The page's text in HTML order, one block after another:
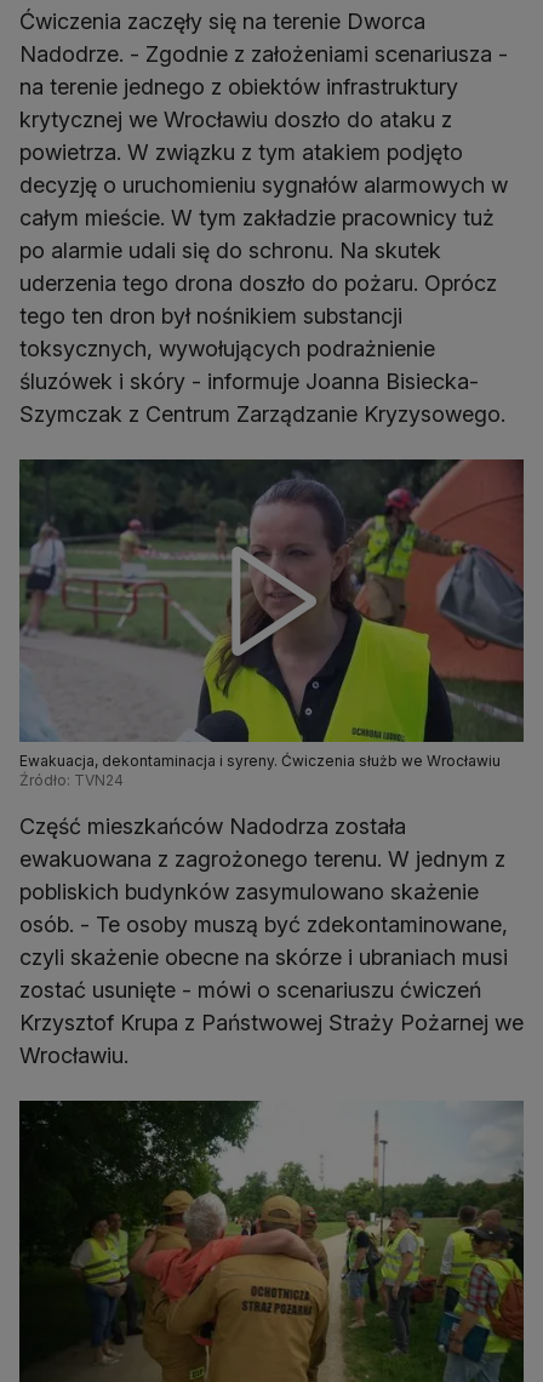
Ćwiczenia zaczęły się na terenie Dworca
Nadodrze. - Zgodnie z założeniami scenariusza -
na terenie jednego z obiektów infrastruktury
krytycznej we Wrocławiu doszło do ataku z
powietrza. W związku z tym atakiem podjęto
decyzję o uruchomieniu sygnałów alarmowych w
całym mieście. W tym zakładzie pracownicy tuż
po alarmie udali się do schronu. Na skutek
uderzenia tego drona doszło do pożaru. Oprócz
tego ten dron był nośnikiem substancji
toksycznych, wywołujących podrażnienie
śluzówek i skóry - informuje Joanna Bisiecka-
Szymczak z Centrum Zarządzanie Kryzysowego.
Ewakuacja, dekontaminacja i syreny. Ćwiczenia służb we Wrocławiu
Źródło: TVN24
Część mieszkańców Nadodrza została
ewakuowana z zagrożonego terenu. W jednym z
pobliskich budynków zasymulowano skażenie
osób. - Te osoby muszą być zdekontaminowane,
czyli skażenie obecne na skórze i ubraniach musi
zostać usunięte - mówi o scenariuszu ćwiczeń
Krzysztof Krupa z Państwowej Straży Pożarnej we
Wrocławiu.